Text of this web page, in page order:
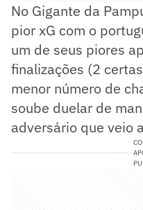
No Gigante da
pior xG com o
um de seus piores
finalizações (2
menor número de
soube duelar de
adversário que veio